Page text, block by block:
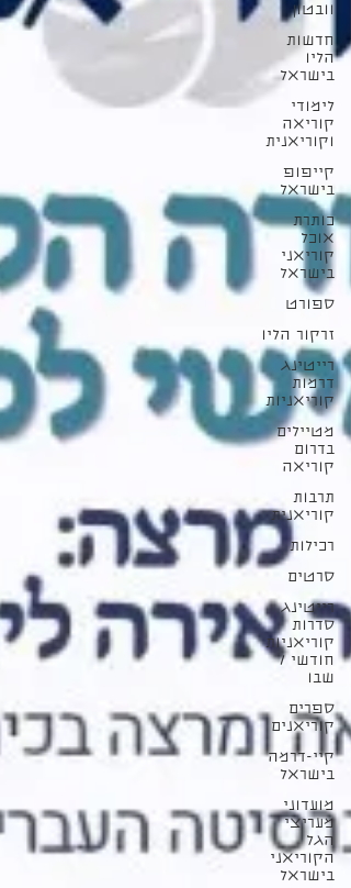
וובטון
חדשות
הליו
בישראל
לימודי
קוריאה
וקוריאנית
קייפופ
בישראל
כותרת
אוכל
קוריאני
בישראל
ספורט
זרקור הליו
רייטינג
דרמות
קוריאניות
מטיילים
בדרום
קוריאה
תרבות
קוריאנית
רכילות
סרטים
רייטינג
סדרות
קוריאניות
חודשי /
שבו
ספרים
קוריאנים
קיי-דרמה
בישראל
מועדוני
מעריצי
הגל
הקוריאני
בישראל